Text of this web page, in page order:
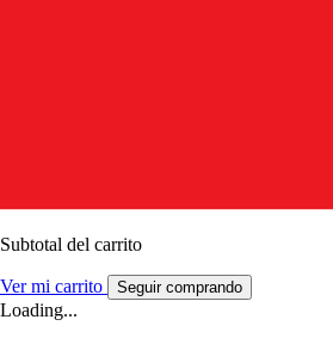
Subtotal del carrito
Ver mi carrito Seguir comprando
Loading...